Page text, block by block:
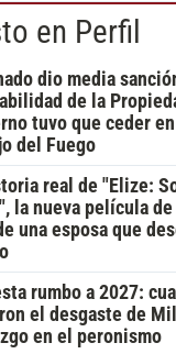
en Perfil
dio media
de la
tuvo que ceder en
del Fuego
real de "Elize:
la nueva película
una esposa que
rumbo a 2027:
el desgaste de
en el peronismo